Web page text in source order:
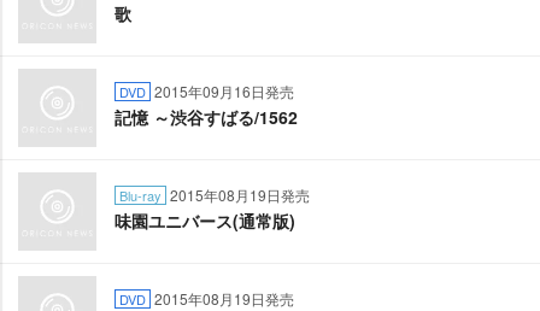
歌
DVD 2015年09月16日発売
記憶 ～渋谷すばる/1562
Blu-ray 2015年08月19日発売
味園ユニバース(通常版)
DVD 2015年08月19日発売